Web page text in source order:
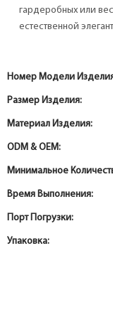
гардеробных или
естественной
Номер Модели
Размер Изделия:
Материал Изделия:
ODM & OEM:
Минимальное
Время Выполнения:
Порт Погрузки:
Упаковка: